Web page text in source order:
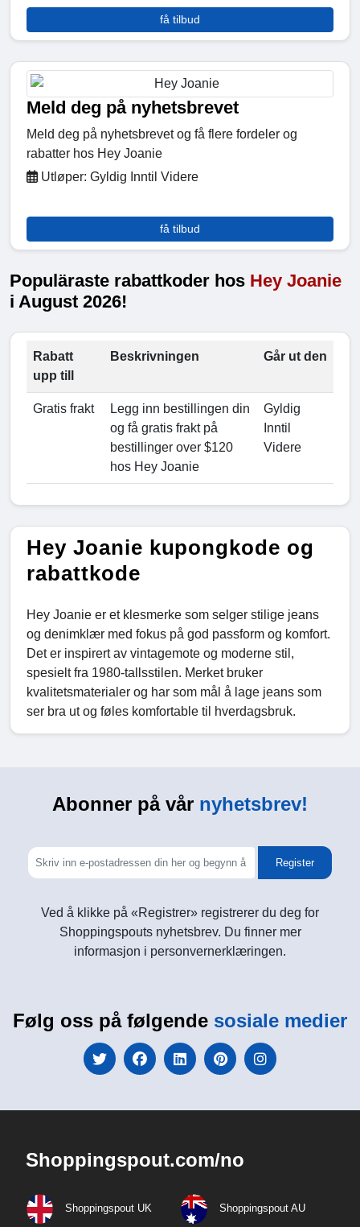
få tilbud
Meld deg på nyhetsbrevet
Meld deg på nyhetsbrevet og få flere fordeler og
rabatter hos Hey Joanie
Utløper: Gyldig Inntil Videre
få tilbud
Populäraste rabattkoder hos Hey Joanie
i August 2026!
Rabatt
upp till
Beskrivningen Går ut den
Gratis frakt
Legg inn bestillingen din
og få gratis frakt på
bestillinger over $120
hos Hey Joanie
Gyldig
Inntil
Videre
Hey Joanie kupongkode og
rabattkode
Hey Joanie er et klesmerke som selger stilige jeans
og denimklær med fokus på god passform og komfort.
Det er inspirert av vintagemote og moderne stil,
spesielt fra 1980-tallsstilen. Merket bruker
kvalitetsmaterialer og har som mål å lage jeans som
ser bra ut og føles komfortable til hverdagsbruk.
Abonner på vår nyhetsbrev!
Register
Ved å klikke på «Registrer» registrerer du deg for
Shoppingspouts nyhetsbrev. Du finner mer
informasjon i personvernerklæringen.
Følg oss på følgende sosiale medier
Shoppingspout.com/no
Shoppingspout UK Shoppingspout AU